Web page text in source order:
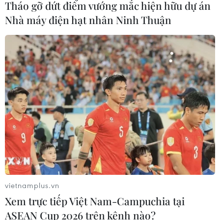
Nga và Ukraine tiếp tục tấn
công qua lại, thương vong không
ngừng gia tăng
04/08/2026 15:54
Pháp ghi nhận tháng 7 nóng nhất
trong lịch sử
04/08/2026 15:17
Tây Ban Nha phát trực tiếp nhật thực
toàn phần từ độ cao 9.000 m
04/08/2026 13:23
Tháo gỡ dứt điểm vướng mắc hiện hữu dự án
Nhà máy điện hạt nhân Ninh Thuận
vietnamplus.vn
Xem trực tiếp Việt Nam-Campuchia tại
ASEAN Cup 2026 trên kênh nào?